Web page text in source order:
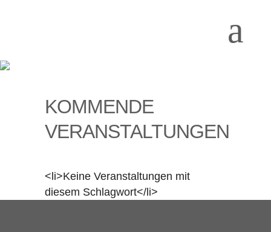
KOMMENDE
VERANSTALTUNGEN
<li>Keine Veranstaltungen mit
diesem Schlagwort</li>